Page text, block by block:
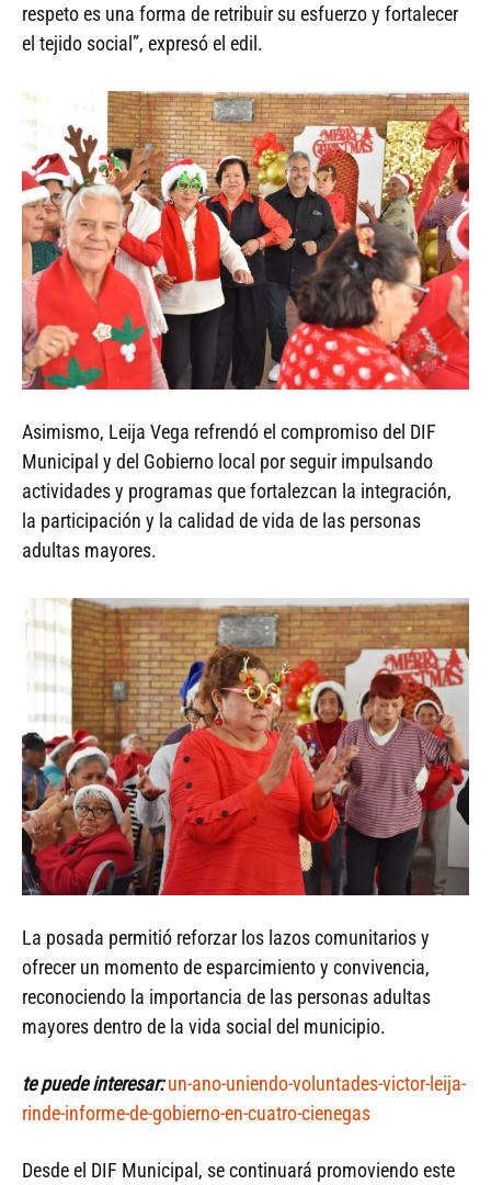
respeto es una forma de retribuir su esfuerzo y fortalecer
el tejido social”, expresó el edil.
Asimismo, Leija Vega refrendó el compromiso del DIF
Municipal y del Gobierno local por seguir impulsando
actividades y programas que fortalezcan la integración,
la participación y la calidad de vida de las personas
adultas mayores.
La posada permitió reforzar los lazos comunitarios y
ofrecer un momento de esparcimiento y convivencia,
reconociendo la importancia de las personas adultas
mayores dentro de la vida social del municipio.
te puede interesar: un-ano-uniendo-voluntades-victor-leija-
rinde-informe-de-gobierno-en-cuatro-cienegas
Desde el DIF Municipal, se continuará promoviendo este